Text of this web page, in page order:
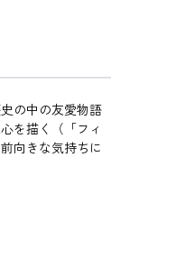
の中の友愛物語
を描く（「フィ
向きな気持ちに